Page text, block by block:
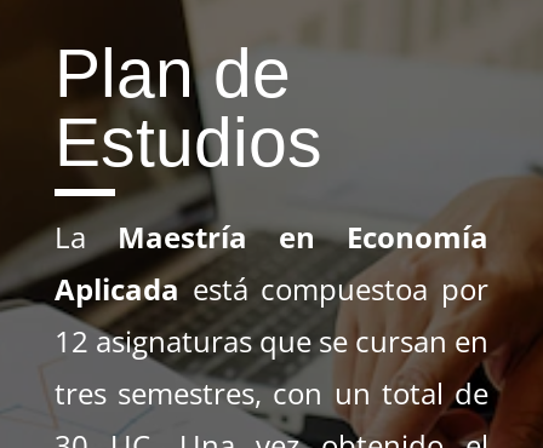
Plan de
Estudios
LaMaestría en Economía
Aplicadaestá compuestoa por
12 asignaturas que se cursan en
tres semestres, con un total de